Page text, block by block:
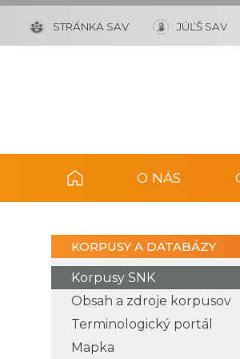
STRÁNKA SAV JÚĽŠ SAV
O NÁS
KORPUSY A DATABÁZY
Korpusy SNK
Obsah a zdroje korpusov
Terminologický portál
Mapka